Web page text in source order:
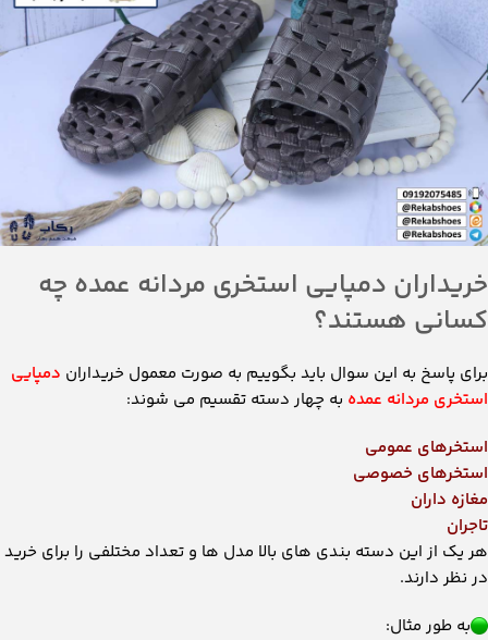
خریداران دمپایی استخری مردانه عمده چه
کسانی هستند؟
برای پاسخ به این سوال باید بگوییم به صورت معمول خریداران دمپایی
استخری مردانه عمده به چهار دسته تقسیم می شوند:
استخرهای عمومی
استخرهای خصوصی
مغازه داران
تاجران
هر یک از این دسته بندی های بالا مدل ها و تعداد مختلفی را برای خرید
در نظر دارند.
به طور مثال: